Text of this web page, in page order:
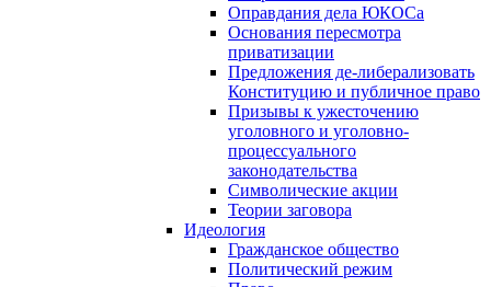
Оправдания дела ЮКОСа
Основания пересмотра
приватизации
Предложения де-либерализовать
Конституцию и публичное право
Призывы к ужесточению
уголовного и уголовно-
процессуального
законодательства
Символические акции
Теории заговора
Идеология
Гражданское общество
Политический режим